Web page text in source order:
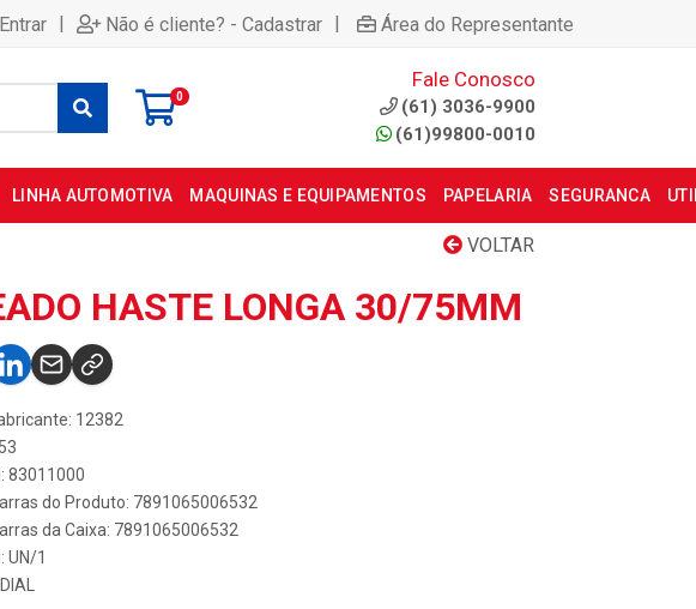
| Não é cliente? - Cadastrar | Área do Representante
0
Fale Conosco
(61) 3036-9900
(61)99800-0010
LINHA AUTOMOTIVA MAQUINAS E EQUIPAMENTOS PAPELARIA SEGURANCA
VOLTAR
HASTE LONGA 30/75MM
12382
83011000
do Produto: 7891065006532
da Caixa: 7891065006532
UN/1